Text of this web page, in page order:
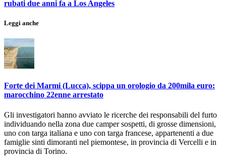
rubati due anni fa a Los Angeles
Leggi anche
Forte dei Marmi (Lucca), scippa un orologio da 200mila euro:
marocchino 22enne arrestato
Gli investigatori hanno avviato le ricerche dei responsabili del furto
individuando nella zona due camper sospetti, di grosse dimensioni,
uno con targa italiana e uno con targa francese, appartenenti a due
famiglie sinti dimoranti nel piemontese, in provincia di Vercelli e in
provincia di Torino.